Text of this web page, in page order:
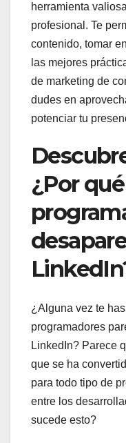
herramienta
profesional. Te
contenido, tomar
las mejores
de marketing de
dudes en
potenciar tu
¿Por
¿Alguna vez te
programadores
LinkedIn? Parece
que se ha
para todo tipo de
entre los
sucede esto?